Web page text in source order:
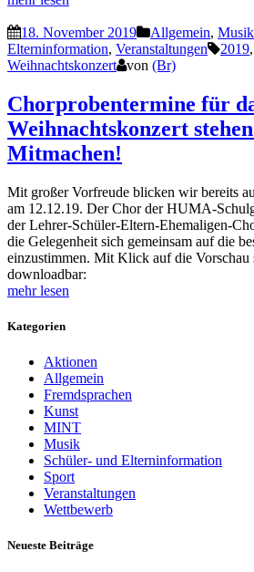
18. November 2019 Allgemein, Musik
Elterninformation, Veranstaltungen 2019,
Weihnachtskonzert
von (Br)
Chorprobentermine für
Weihnachtskonzert
Mitmachen!
Mit großer Vorfreude blicken wir bereits
am 12.12.19. Der Chor der HUMA-
der Lehrer-Schüler-Eltern-Ehemaligen-
die Gelegenheit sich gemeinsam auf die
einzustimmen. Mit Klick auf die Vorschau
downloadbar:
mehr lesen
Kategorien
Aktionen
Allgemein
Fremdsprachen
Kunst
MINT
Musik
Schüler- und Elterninformation
Sport
Veranstaltungen
Wettbewerb
Neueste Beiträge